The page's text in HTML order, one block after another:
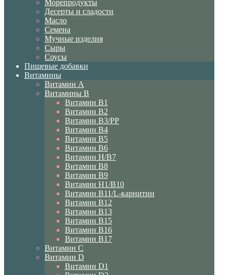
Морепродукты
Десерты и сладости
Масло
Семена
Мучные изделия
Сыры
Соусы
Пищевые добавки
Витамины
Витамин A
Витамины B
Витамин B1
Витамин B2
Витамин B3/PP
Витамин B4
Витамин B5
Витамин B6
Витамин H/B7
Витамин B8
Витамин B9
Витамин H1/В10
Витамин B11/L-карнитин
Витамин B12
Витамин B13
Витамин B15
Витамин B16
Витамин B17
Витамин C
Витамин D
Витамин D1